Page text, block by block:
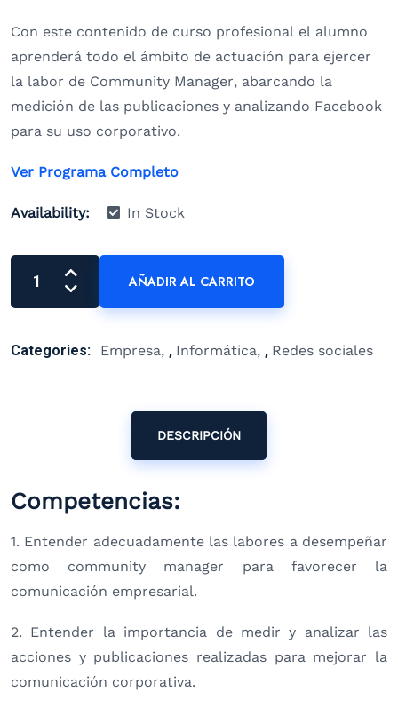
Con este contenido de curso profesional el alumno
aprenderá todo el ámbito de actuación para ejercer
la labor de Community Manager, abarcando la
medición de las publicaciones y analizando Facebook
para su uso corporativo.
Ver Programa Completo
Availability: In Stock
AÑADIR AL CARRITO
Categories: Empresa , Informática , Redes sociales
DESCRIPCIÓN
Competencias:
1. Entender adecuadamente las labores a desempeñar
como community manager para favorecer la
comunicación empresarial.
2. Entender la importancia de medir y analizar las
acciones y publicaciones realizadas para mejorar la
comunicación corporativa.